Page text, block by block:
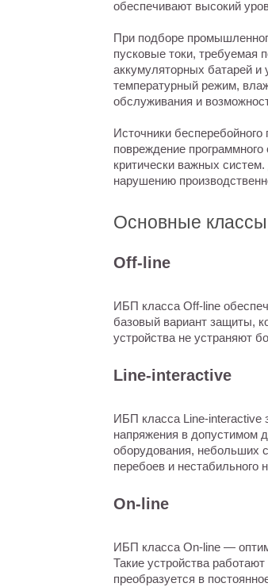
обеспечивают высокий
При подборе
пусковые токи, требуемая
аккумуляторных батарей
температурный режим,
обслуживания и
Источники
повреждение
критически важных
нарушению
Основные классы
Off-line
ИБП класса Off-line
базовый вариант защиты,
устройства не устраняют
Line-interactive
ИБП класса Line-interactive
напряжения в допустимом
оборудования, небольших
перебоев и нестабильного
On-line
ИБП класса On-line —
Такие устройства
преобразуется в